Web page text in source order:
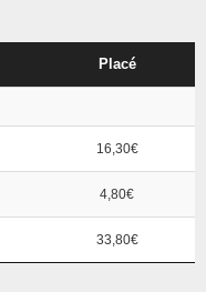
Placé
16,30€
4,80€
33,80€